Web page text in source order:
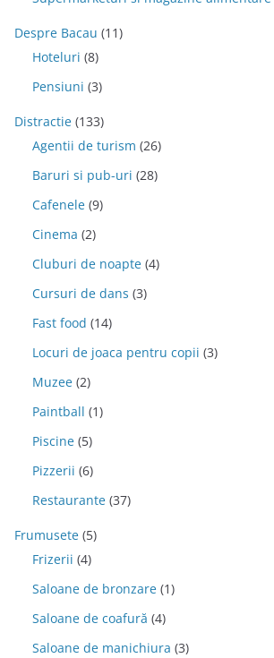
Despre Bacau (11)
Hoteluri (8)
Pensiuni (3)
Distractie (133)
Agentii de turism (26)
Baruri si pub-uri (28)
Cafenele (9)
Cinema (2)
Cluburi de noapte (4)
Cursuri de dans (3)
Fast food (14)
Locuri de joaca pentru copii (3)
Muzee (2)
Paintball (1)
Piscine (5)
Pizzerii (6)
Restaurante (37)
Frumusete (5)
Frizerii (4)
Saloane de bronzare (1)
Saloane de coafură (4)
Saloane de manichiura (3)